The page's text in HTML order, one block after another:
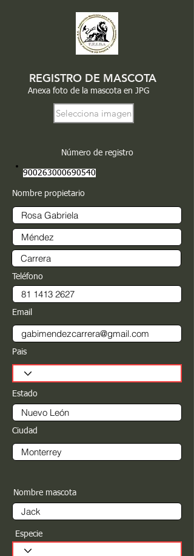
REGISTRO DE MASCOTA
Anexa foto de la mascota en JPG
Selecciona imagen
Número de registro
900263000690540
Nombre propietario
Teléfono
Email
Pais
Estado
Ciudad
Nombre mascota
Especie